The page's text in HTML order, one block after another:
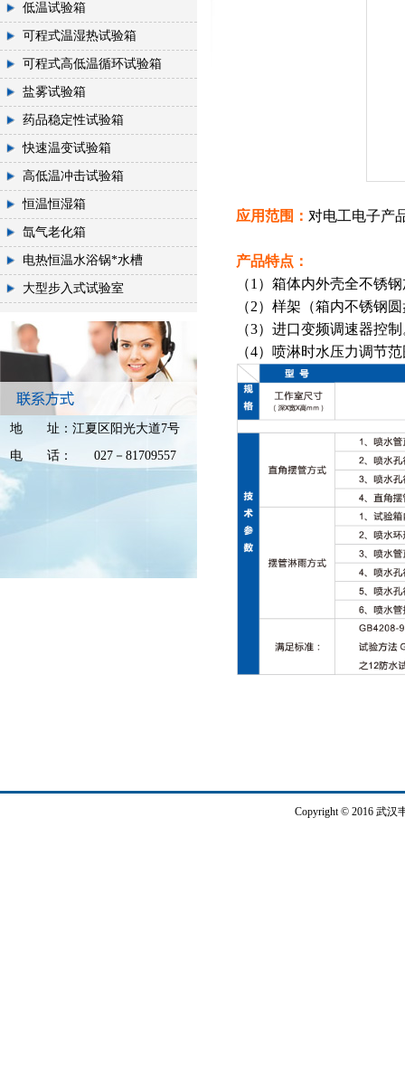
低温试验箱
可程式温湿热试验箱
可程式高低温循环试验箱
盐雾试验箱
药品稳定性试验箱
快速温变试验箱
高低温冲击试验箱
恒温恒湿箱
氙气老化箱
电热恒温水浴锅*水槽
大型步入式试验室
地 址： 江夏区阳光大道7号
电
话： 027－81709557
应用范围： 对电工电子产
产品特点：
（1）箱体内外壳全不锈
（2）样架（箱内不锈钢
（3）进口变频调速器控
（4）喷淋时水压力调节
Copyright © 2016 武汉